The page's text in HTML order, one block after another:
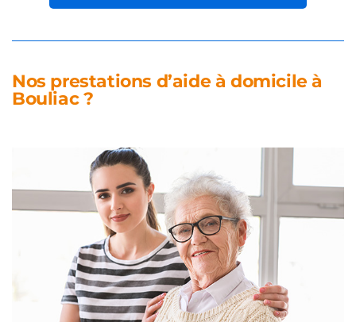
Nos prestations d’aide à domicile à
Bouliac ?